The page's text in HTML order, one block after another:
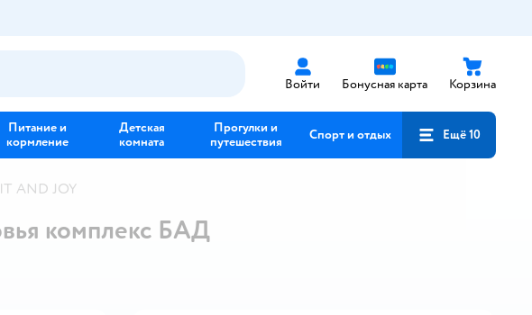
Войти Бонусная карта Корзина
Питание и
кормление
Детская
комната
Прогулки и
путешествия
Спорт и отдых Ещё 10
AND JOY
комплекс БАД